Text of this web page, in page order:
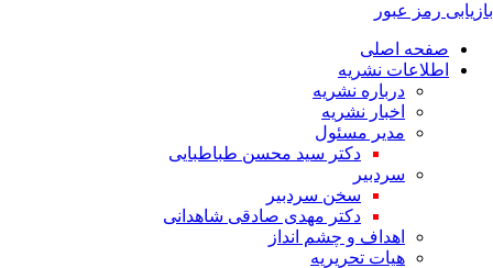
رمز عبور
صفحه اصلی
اطلاعات نشریه
درباره نشریه
اخبار نشریه
مدیر مسئول
دکتر سید محسن طباطبایی
سردبیر
سخن سردبیر
دکتر مهدی صادقی شاهدانی
اهداف و چشم انداز
هیات تحریریه